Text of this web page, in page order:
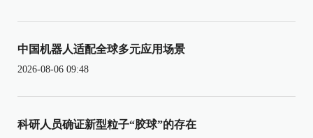
中国机器人适配全球多元应用场景
2026-08-06 09:48
科研人员确证新型粒子“胶球”的存在